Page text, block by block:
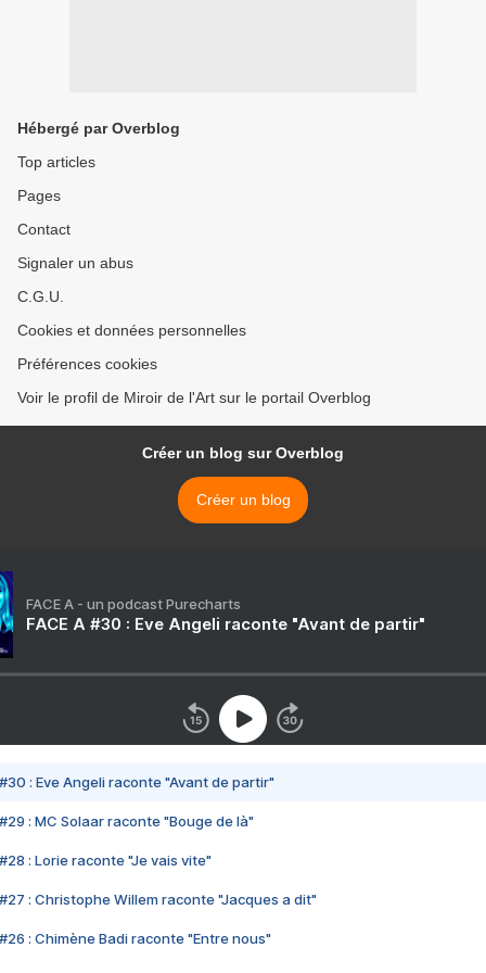
Hébergé par Overblog
Top articles
Pages
Contact
Signaler un abus
C.G.U.
Cookies et données personnelles
Préférences cookies
Voir le profil de Miroir de l'Art sur le portail Overblog
Créer un blog sur Overblog
Créer un blog
FACE A - un podcast Purecharts
FACE A #30 : Eve Angeli raconte "Avant de partir"
#30 : Eve Angeli raconte "Avant de partir"
#29 : MC Solaar raconte "Bouge de là"
#28 : Lorie raconte "Je vais vite"
#27 : Christophe Willem raconte "Jacques a dit"
#26 : Chimène Badi raconte "Entre nous"